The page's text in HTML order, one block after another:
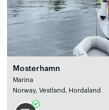
Mosterhamn
Marina
Norway, Vestland, Hordaland